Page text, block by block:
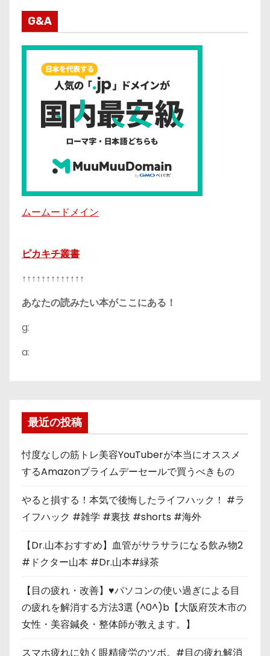
G&A
ムームードメイン
ピカキチ叢書
↑↑↑↑↑↑↑↑↑↑↑↑↑
あなたの読みたい本がここにある！
g:
a:
最近の投稿
忖度なしの筋トレ美容YouTuberが本当にオススメ
するAmazonプライムデーセールで買うべきもの
やると損する！本気で後悔したライフハック！ #ラ
イフハック #雑学 #裏技 #shorts #海外
【Dr.山本おすすめ】血管がサラサラになる飲み物2
#ドクター山本 #Dr.山本#緑茶
【目の疲れ・改善】♥パソコンの使い過ぎによる目
の疲れを解消する方法3選 (^0^)b【大阪府茨木市の
女性・美容鍼灸・整体師が教えます。】
スマホ疲れに効く眼精疲労のツボ。#目の疲れ解消